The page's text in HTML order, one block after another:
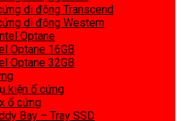
di động Transcend
di động Western
Optane
Optane 16GB
Optane 32GB
kiện ổ cứng
ổ cứng
Bay – Tray SSD